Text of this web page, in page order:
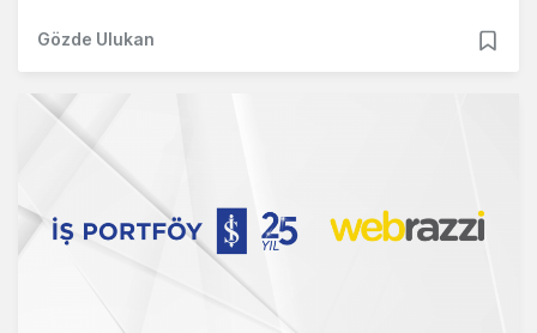
Gözde Ulukan